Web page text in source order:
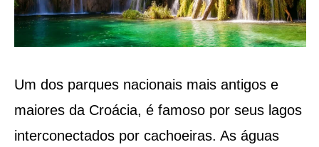
Um dos parques nacionais mais antigos e
maiores da Croácia, é famoso por seus lagos
interconectados por cachoeiras. As águas